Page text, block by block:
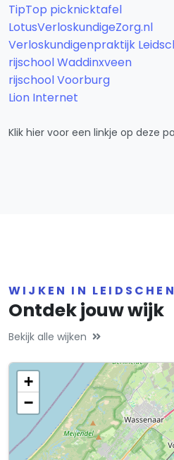
TipTop picknicktafel
LotusVerloskundigeZorg.nl
Verloskundigenpraktijk
rijschool Waddinxveen
rijschool Voorburg
Lion Internet
Klik hier voor een linkje op deze
WIJKEN IN
Ontdek jouw wijk
Bekijk alle wijken
+
−